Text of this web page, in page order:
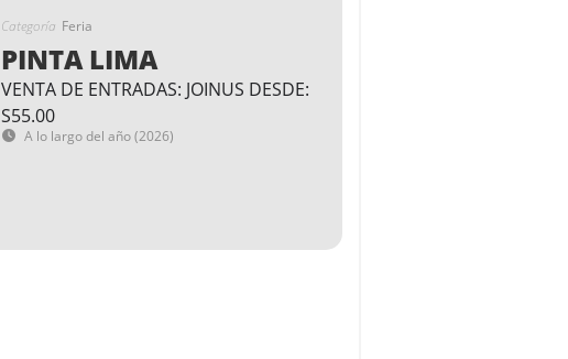
Categoría Feria
PINTA LIMA
VENTA DE ENTRADAS: JOINUS DESDE:
S55.00
A lo largo del año (2026)